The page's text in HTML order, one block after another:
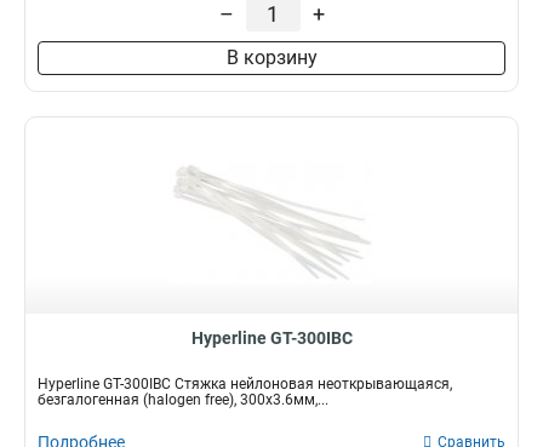
– +
В корзину
Hyperline GT-300IBC
Hyperline GT-300IBC Стяжка нейлоновая неоткрывающаяся,
безгалогенная (halogen free), 300x3.6мм,...
Подробнее Сравнить